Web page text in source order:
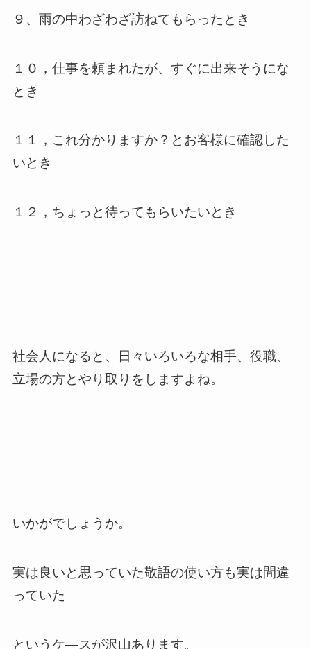
９、雨の中わざわざ訪ねてもらったとき
１０，仕事を頼まれたが、すぐに出来そうにな
とき
１１，これ分かりますか？とお客様に確認した
いとき
１２，ちょっと待ってもらいたいとき
社会人になると、日々いろいろな相手、役職、
立場の方とやり取りをしますよね。
いかがでしょうか。
実は良いと思っていた敬語の使い方も実は間違
っていた
というケ―スが沢山あります。